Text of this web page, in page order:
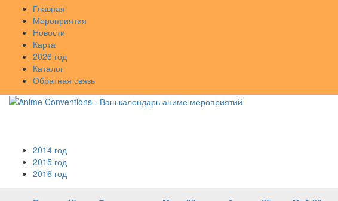
Главная
Мероприятия
Новости
Карта
2026 год
Каталог
Обратная связь
2014 год
2015 год
2016 год